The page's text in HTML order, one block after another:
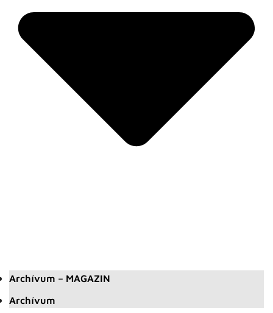
Archívum – MAGAZIN
Archívum